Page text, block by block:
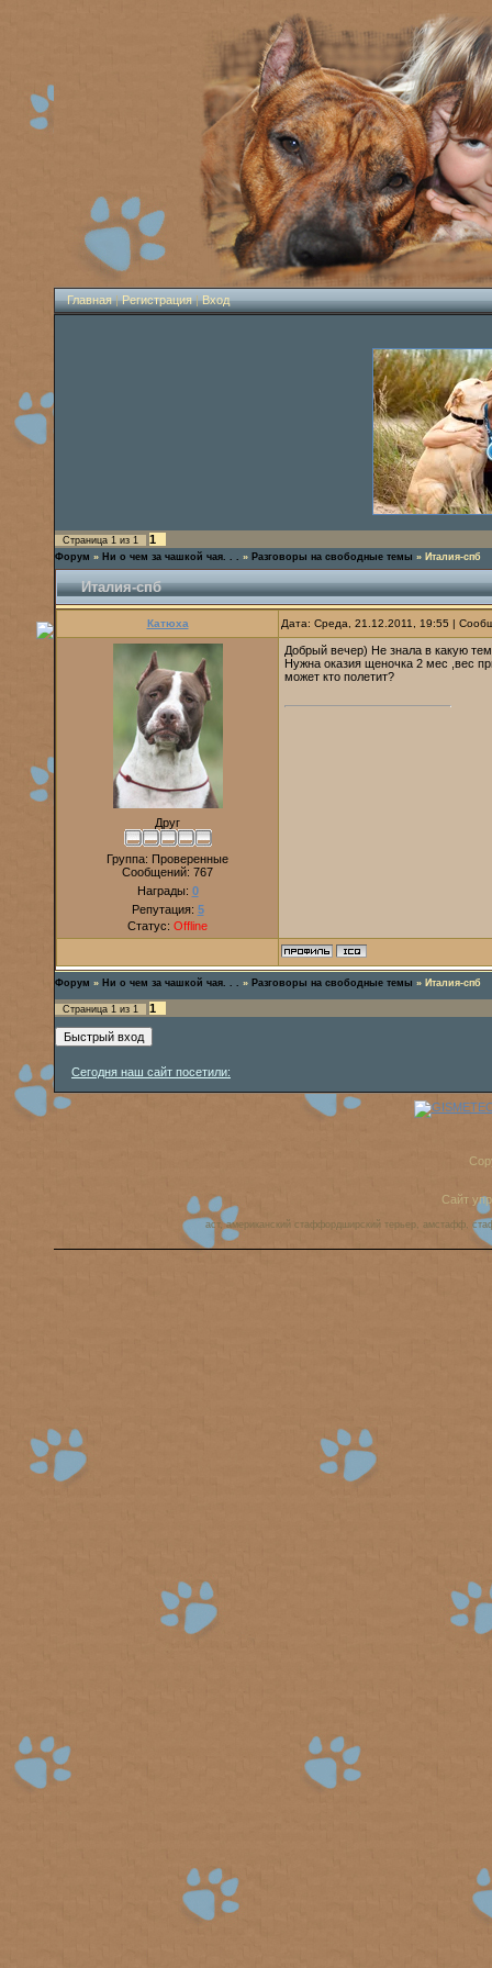
Главная|Регистрация|Вход
Страница 1 из 1 1
Форум » Ни о чем за чашкой чая. . . » Разговоры на свободные темы » Италия-спб
Италия-спб
Катюха Дата: Среда, 21.12.2011, 19:55 |
Друг
Группа: Проверенные
Сообщений: 767
Награды: 0
Репутация: 5
Статус: Offline
Добрый вечер) Не знала в какую
Нужна оказия щеночка 2 мес ,вес
может кто полетит?
Форум » Ни о чем за чашкой чая. . . » Разговоры на свободные темы » Италия-спб
Страница 1 из 1 1
Сегодня наш сайт посетили:
Сайт
аст, американский стаффордширский терьер, амстафф,